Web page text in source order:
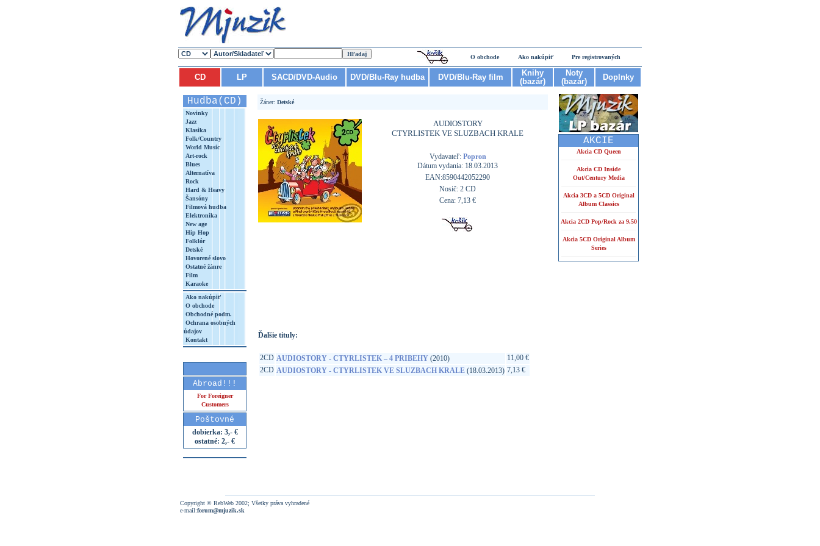
O obchode Ako nakúpiť Pre registrovaných
CD LP SACD/DVD-Audio DVD/Blu-Ray hudba DVD/Blu-Ray film
Knihy
(bazár)
Noty
(bazár)
Doplnky
Hudba(CD)
Novinky
Jazz
Klasika
Folk/Country
World Music
Art-rock
Blues
Alternatíva
Rock
Hard & Heavy
Šansóny
Filmová hudba
Elektronika
New age
Hip Hop
Folklór
Detské
Hovorené slovo
Ostatné žánre
Film
Karaoke
Ako nakúpiť
O obchode
Obchodné podm.
Ochrana osobných
údajov
Kontakt
Abroad!!!
For Foreigner
Customers
Poštovné
dobierka: 3,- €
ostatné: 2,- €
Žáner: Detské
AUDIOSTORY
CTYRLISTEK VE SLUZBACH KRALE
Vydavateľ: Popron
Dátum vydania: 18.03.2013
EAN:8590442052290
Nosič: 2 CD
Cena: 7,13 €
Ďalšie tituly:
2CD AUDIOSTORY - CTYRLISTEK – 4 PRIBEHY (2010)
11,00 €
2CD AUDIOSTORY - CTYRLISTEK VE SLUZBACH KRALE (18.03.2013) 7,13 €
AKCIE
Akcia CD Queen
Akcia CD Inside
Out/Century Media
Akcia 3CD a 5CD Original
Album Classics
Akcia 2CD Pop/Rock za 9,50
Akcia 5CD Original Album
Series
Copyright © RebWeb 2002; Všetky práva vyhradené
e-mail:forum@mjuzik.sk